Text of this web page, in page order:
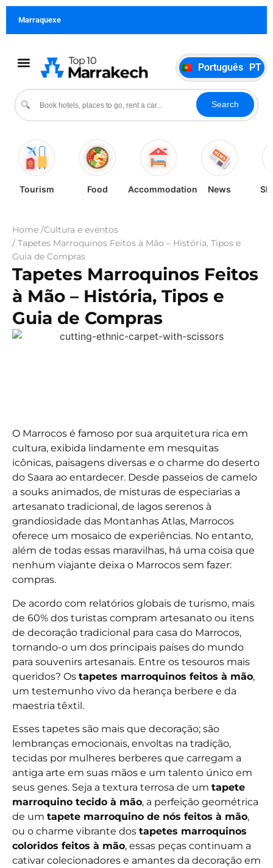
Marraquexe
🔍 Search
Português PT
German DE
Italiano IT
Español
ES
Tourism Food Accommodation News
Home /Cultura e eventos
/ Tapetes Marroquinos Feitos à Mão – História, Tipos e
Guia de Compras
Tapetes Marroquinos Feitos
à Mão – História, Tipos e
Guia de Compras
O Marrocos é famoso por sua arquitetura rica em
cultura, exibida lindamente em mesquitas
icônicas, paisagens diversas e o charme do deserto
do Saara ao entardecer. Desde passeios de camelo
a souks animados, de misturas de especiarias a
artesanato tradicional, de lagos serenos à
grandiosidade das Montanhas Atlas, Marrocos
oferece um mosaico de experiências. No entanto,
além de todas essas maravilhas, há uma coisa que
nenhum viajante deixa o Marrocos sem fazer:
compras.
De acordo com relatórios globais de turismo, mais
de 60% dos turistas compram artesanato ou itens
de decoração tradicional para casa do Marrocos,
tornando-o um dos principais países do mundo
para souvenirs artesanais. Entre os tesouros mais
queridos? Os tapetes marroquinos feitos à mão,
um testemunho vivo da herança berbere e da
maestria têxtil.
Esses tapetes são mais que decoração; são
lembranças emocionais, envoltas na tradição,
tecidas por mulheres berberes que carregam a
antiga arte em suas mãos e um talento único em
seus genes. Seja a textura terrosa de um tapete
marroquino tecido à mão, a perfeição geométrica
de um tapete marroquino de nós feitos à mão,
ou o charme vibrante dos tapetes marroquinos
coloridos feitos à mão, essas peças continuam a
cativar colecionadores e amantes da decoração em